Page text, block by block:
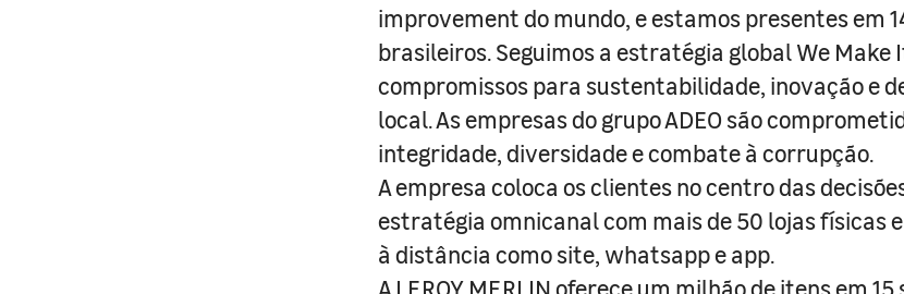
improvement do mundo, e estamos presentes em
brasileiros. Seguimos a estratégia global We Make
compromissos para sustentabilidade, inovação e
local. As empresas do grupo ADEO são
integridade, diversidade e combate à corrupção.
A empresa coloca os clientes no centro das
estratégia omnicanal com mais de 50 lojas físicas
à distância como site, whatsapp e app.
A LEROY MERLIN oferece um milhão de itens em